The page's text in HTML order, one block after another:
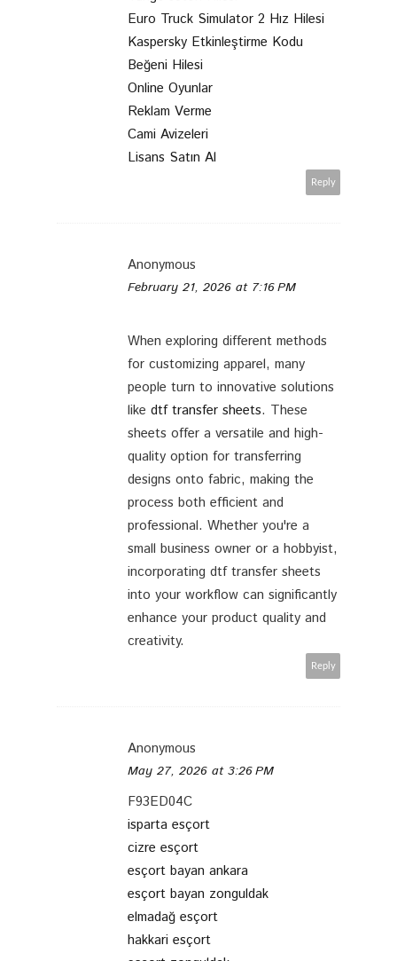
Euro Truck Simulator 2 Hız Hilesi
Kaspersky Etkinleştirme Kodu
Beğeni Hilesi
Online Oyunlar
Reklam Verme
Cami Avizeleri
Lisans Satın Al
Reply
Anonymous
February 21, 2026 at 7:16 PM
When exploring different methods
for customizing apparel, many
people turn to innovative solutions
like dtf transfer sheets. These
sheets offer a versatile and high-
quality option for transferring
designs onto fabric, making the
process both efficient and
professional. Whether you're a
small business owner or a hobbyist,
incorporating dtf transfer sheets
into your workflow can significantly
enhance your product quality and
creativity.
Reply
Anonymous
May 27, 2026 at 3:26 PM
F93ED04C
isparta esçort
cizre esçort
esçort bayan ankara
esçort bayan zonguldak
elmadağ esçort
hakkari esçort